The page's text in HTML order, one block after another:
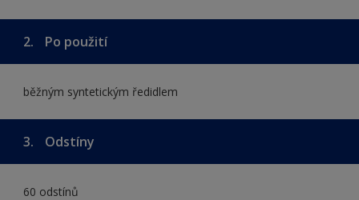
2. Po použití
běžným syntetickým ředidlem
3. Odstíny
60 odstínů